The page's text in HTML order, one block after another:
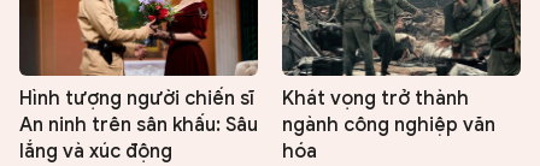
Hình tượng người chiến sĩ
An ninh trên sân khấu: Sâu
lắng và xúc động
Khát vọng trở thành
ngành công nghiệp văn
hóa